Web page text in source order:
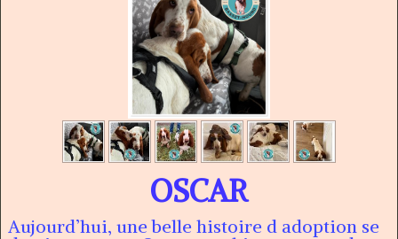
OSCAR
Aujourd’hui, une belle histoire d adoption se